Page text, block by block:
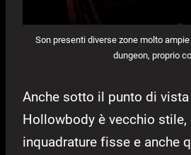
Son presenti diverse zone molto
dungeon, proprio
Anche sotto il punto di
Hollowbody è vecchio
inquadrature fisse e anche